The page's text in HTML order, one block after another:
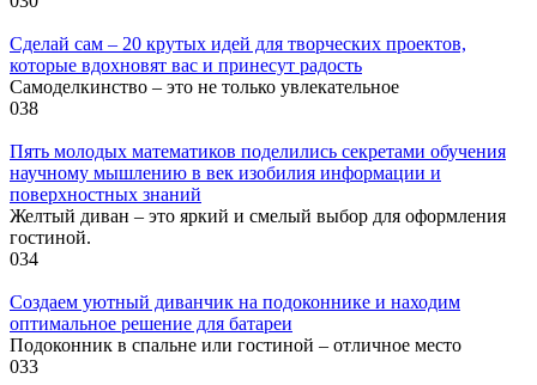
Сделай сам – 20 крутых идей для творческих проектов,
которые вдохновят вас и принесут радость
Самоделкинство – это не только увлекательное
038
Пять молодых математиков поделились секретами обучения
научному мышлению в век изобилия информации и
поверхностных знаний
Желтый диван – это яркий и смелый выбор для оформления
гостиной.
034
Создаем уютный диванчик на подоконнике и находим
оптимальное решение для батареи
Подоконник в спальне или гостиной – отличное место
033